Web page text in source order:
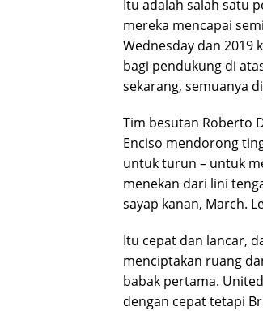
Itu adalah salah satu
mereka mencapai
Wednesday dan 2019
bagi pendukung di
sekarang, semuanya
Tim besutan Roberto
Enciso mendorong
untuk turun – untuk
menekan dari lini
sayap kanan, March.
Itu cepat dan lancar,
menciptakan ruang
babak pertama.
dengan cepat tetapi